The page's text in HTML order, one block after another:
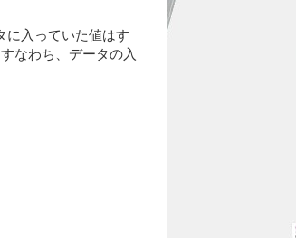
に入っていた値はす
なわち、データの入